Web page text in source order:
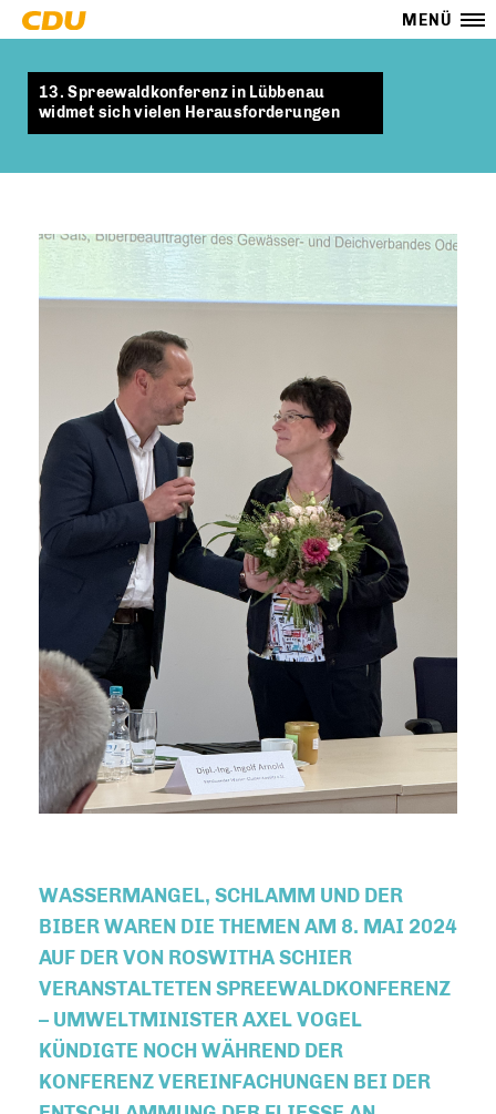
MENÜ
13. Spreewaldkonferenz in Lübbenau
widmet sich vielen Herausforderungen
WASSERMANGEL, SCHLAMM UND DER
BIBER WAREN DIE THEMEN AM 8. MAI 2024
AUF DER VON ROSWITHA SCHIER
VERANSTALTETEN SPREEWALDKONFERENZ
– UMWELTMINISTER AXEL VOGEL
KÜNDIGTE NOCH WÄHREND DER
KONFERENZ VEREINFACHUNGEN BEI DER